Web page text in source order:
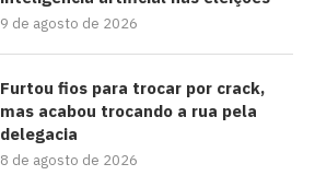
9 de agosto de 2026
Furtou fios para trocar por crack,
mas acabou trocando a rua pela
delegacia
8 de agosto de 2026